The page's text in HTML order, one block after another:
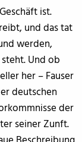
ist.
und das tat
werden,
Und ob
her – Fauser
deutschen
der
seiner Zunft.